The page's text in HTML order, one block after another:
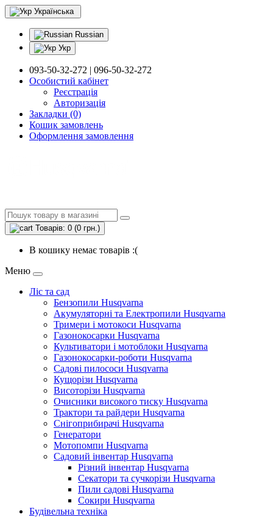
Українська
Russian
Укр
093-50-32-272 | 096-50-32-272
Особистий кабінет
Реєстрація
Авторизація
Закладки (0)
Кошик замовлень
Оформлення замовлення
Товарів: 0 (0 грн.)
В кошику немає товарів :(
Меню
Ліс та сад
Бензопили Husqvarna
Акумуляторні та Електропили Husqvarna
Тримери і мотокоси Husqvarna
Газонокосарки Husqvarna
Культиватори і мотоблоки Husqvarna
Газонокосарки-роботи Husqvarna
Садові пилососи Husqvarna
Кущорізи Husqvarna
Висоторізи Husqvarna
Очисники високого тиску Husqvarna
Трактори та райдери Husqvarna
Снігоприбирачі Husqvarna
Генератори
Мотопомпи Husqvarna
Садовий інвентар Husqvarna
Різний інвентар Husqvarna
Секатори та сучкорізи Husqvarna
Пили садові Husqvarna
Сокири Husqvarna
Будівельна техніка